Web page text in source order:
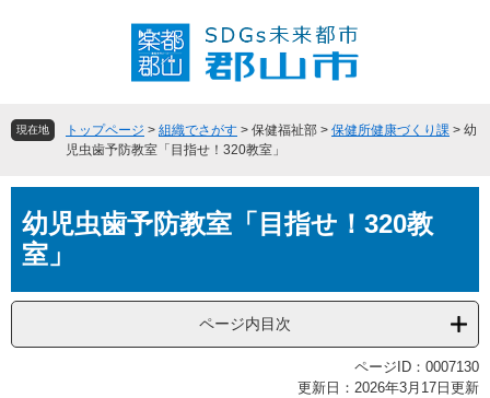
頭
飛現在地 トップページ > 組織でさがす > 保健福祉部 > 保健所健康づくり課 > 幼
児虫歯予防教室「目指せ！320教室」
文幼児虫歯予防教室「目指せ！320教
室」
ページ内目次
ページID：0007130
更新日：2026年3月17日更新